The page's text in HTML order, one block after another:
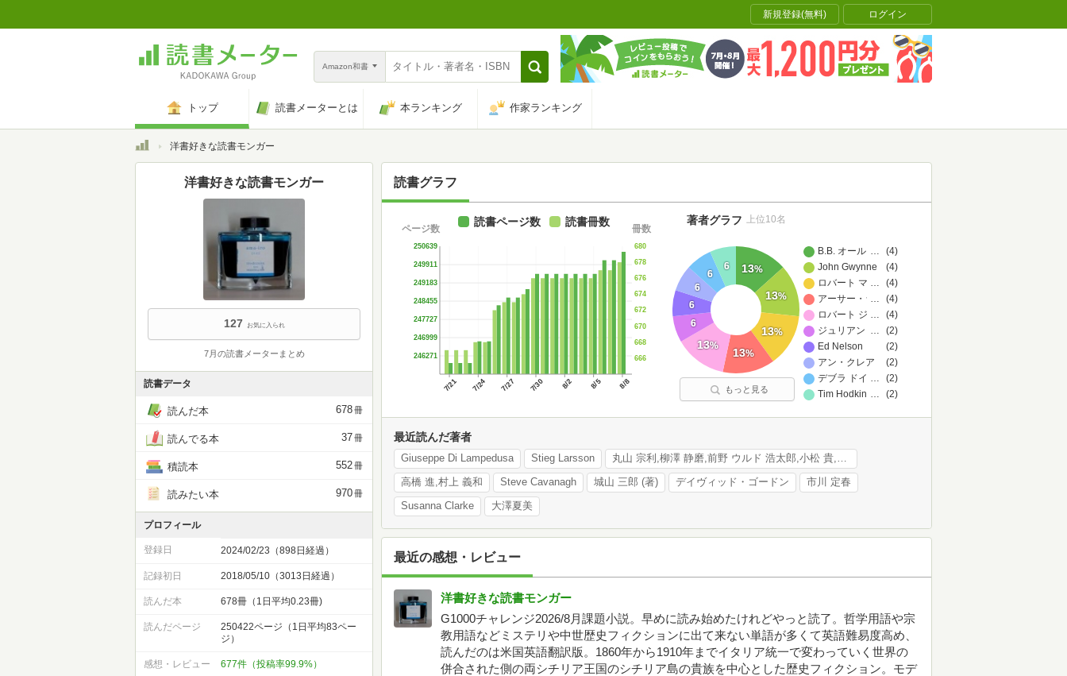
新規登録(無料) ログイン
Amazon和書
トップ 読書メーターとは 本ランキング 作家ランキング
トップ洋書好きな読書モンガー
読書グラフ
7/21 7/24 7/27 7/30 8/2 8/5 8/8
246271
246999
247727
248455
249183
249911
250639
ページ数
666
668
670
672
674
676
678
680
冊数
読書ページ数 読書冊数
B.B. オールストン
(4)
…
John Gwynne
(4)
ロバート マカモア
(4)
…
アーサー・ランサム
(4)
…
ロバート ジョーダン
(4)
…
ジュリアン メイ(2)
…
Ed Nelson
(2)
アン・クレア
(2)
デブラ ドイル,ジェイムズ D.マクドナルド
(2)
…
Tim Hodkinson
(2)
…
13%
13%
13%
13%
13%
6
6
6
6
6
著者グラフ 上位10名
もっと見る
最近読んだ著者
Giuseppe Di Lampedusa Stieg Larsson 丸山 宗利,柳澤 静磨,前野 ウルド 浩太郎,小松 貴,じゅえき 太郎,むし岡 だいき,前畑 真実,小野 広樹,奥村 巴菜,法師人 響
高橋 進,村上 義和 Steve Cavanagh 城山 三郎 (著) デイヴィッド・ゴードン 市川 定春
Susanna Clarke 大澤夏美
最近の感想・レビュー
洋書好きな読書モンガー
G1000チャレンジ2026/8月課題小説。早めに読み始めたけれどやっと読了。哲学用語や宗
教用語などミステリや中世歴史フィクションに出て来ない単語が多くて英語難易度高め、
読んだのは米国英語翻訳版。1860年から1910年までイタリア統一で変わっていく世界の
併合された側の両シチリア王国のシチリア島の貴族を中心とした歴史フィクション。モデ
洋書好きな読書モンガー
127 お気に入られ
7月の読書メーターまとめ
読書データ
読んだ本 678冊
読んでる本 37冊
積読本 552冊
読みたい本 970冊
プロフィール
登録日 2024/02/23（898日経過）
記録初日 2018/05/10（3013日経過）
読んだ本 678冊（1日平均0.23冊)
読んだページ
250422ページ（1日平均83ペー
ジ）
感想・レビュー 677件（投稿率99.9%）